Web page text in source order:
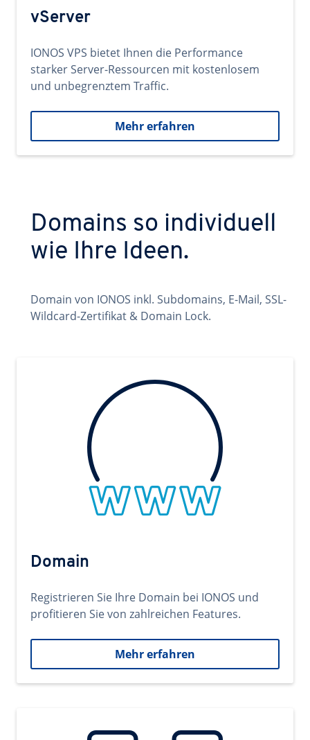
vServer
IONOS VPS bietet Ihnen die Performance
starker Server-Ressourcen mit kostenlosem
und unbegrenztem Traffic.
Mehr erfahren
Domains so individuell
wie Ihre Ideen.
Domain von IONOS inkl. Subdomains, E-Mail, SSL-
Wildcard-Zertifikat & Domain Lock.
Domain
Registrieren Sie Ihre Domain bei IONOS und
profitieren Sie von zahlreichen Features.
Mehr erfahren